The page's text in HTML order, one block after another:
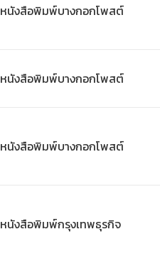
หนังสือพิมพ์บางกอกโพสต์
หนังสือพิมพ์บางกอกโพสต์
หนังสือพิมพ์บางกอกโพสต์
หนังสือพิมพ์กรุงเทพธุรกิจ